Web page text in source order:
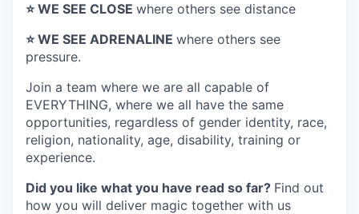
⭐️ WE SEE CLOSE where others see distance
⭐️ WE SEE ADRENALINE where others see
pressure.
Join a team where we are all capable of
EVERYTHING, where we all have the same
opportunities, regardless of gender identity, race,
religion, nationality, age, disability, training or
experience.
Did you like what you have read so far? Find out
how you will deliver magic together with us